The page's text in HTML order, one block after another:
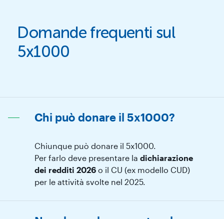
Domande frequenti sul
5x1000
Chi può donare il 5x1000?
Chiunque può donare il 5x1000.
Per farlo deve presentare la dichiarazione
dei redditi 2026 o il CU (ex modello CUD)
per le attività svolte nel 2025.